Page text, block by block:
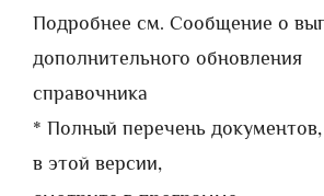
Подробнее см. Сообщение о
дополнительного обновления
справочника
* Полный перечень
в этой версии,